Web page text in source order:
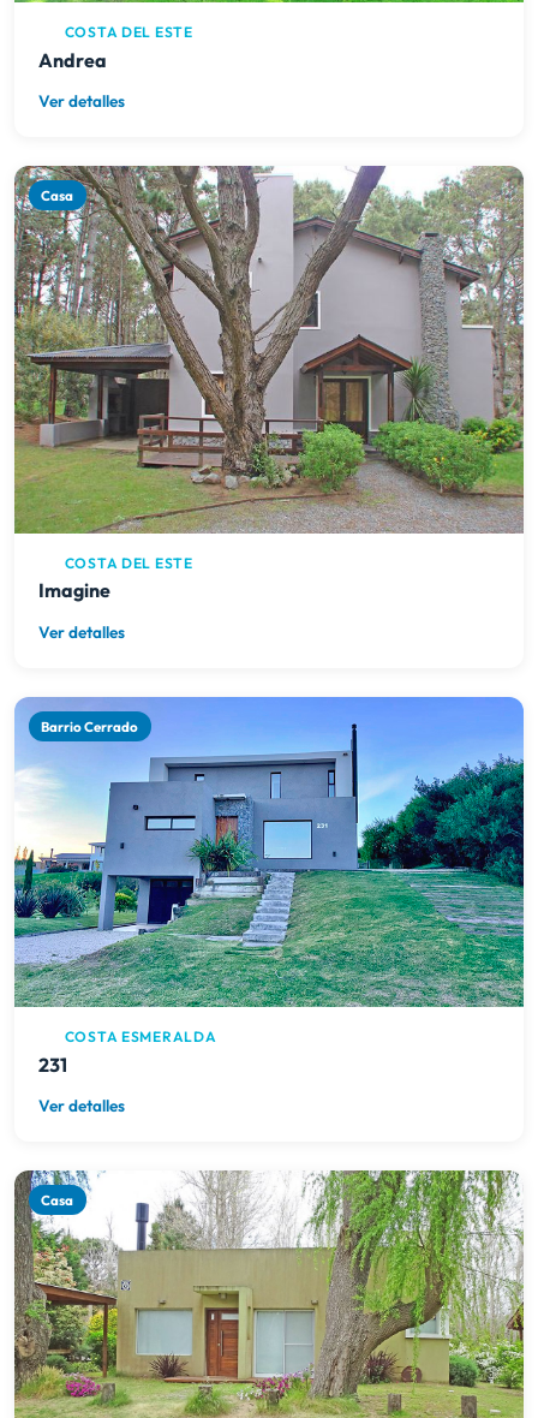
COSTA DEL ESTE
Andrea
Ver detalles
Casa
COSTA DEL ESTE
Imagine
Ver detalles
Barrio Cerrado
COSTA ESMERALDA
231
Ver detalles
Casa